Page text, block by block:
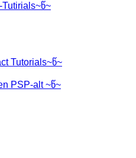
Tutorials~წ~
PSP-alt ~წ~